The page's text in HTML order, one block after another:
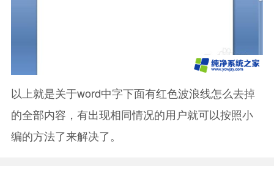
以上就是关于word中字下面有红色波浪线怎么去掉
的全部内容，有出现相同情况的用户就可以按照小
编的方法了来解决了。